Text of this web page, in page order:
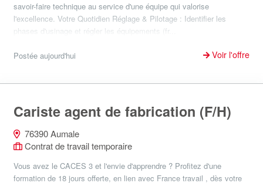
savoir-faire technique au service d'une équipe qui valorise
l'excellence. Votre Quotidien Réglage & Pilotage : Identifier les
phases d'usinage et régler les équipements (fr...
Postée aujourd'hui Voir l'offre
Cariste agent de fabrication (F/H)
76390 Aumale
Contrat de travail temporaire
Vous avez le CACES 3 et l'envie d'apprendre ? Profitez d'une
formation de 18 jours offerte, en lien avec France travail , dès votre